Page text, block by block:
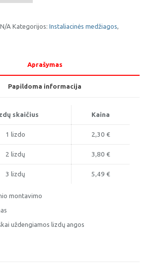
N/A Kategorijos: Instaliacinės medžiagos,
Aprašymas
Papildoma informacija
skaičius Kaina
1 lizdo 2,30 €
2 lizdų 3,80 €
3 lizdų 5,49 €
montavimo
uždengiamos lizdų angos